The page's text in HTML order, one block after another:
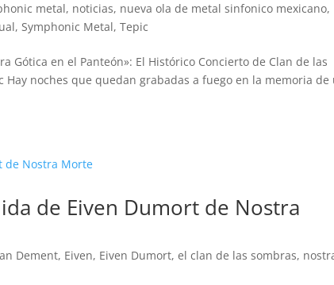
metal, noticias, nueva ola de metal sinfonico mexicano,
,Symphonic Metal,Tepic
Gótica en el Panteón»: El Histórico Concierto de Clan de las
Hay noches que quedan grabadas a fuego en la memoria de
de Eiven Dumort de Nostra
Dement, Eiven, Eiven Dumort,el clan de las sombras,